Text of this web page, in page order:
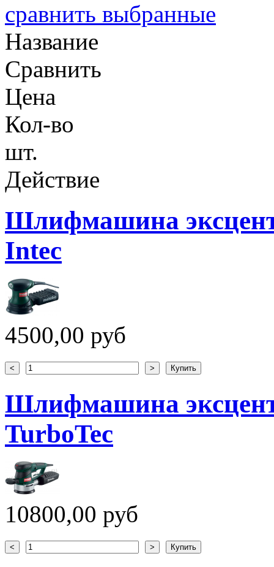
сравнить выбранные
Название
Сравнить
Цена
Кол-во
шт.
Действие
Шлифмашина
Intec
4500,00 руб
Шлифмашина
TurboTec
10800,00 руб